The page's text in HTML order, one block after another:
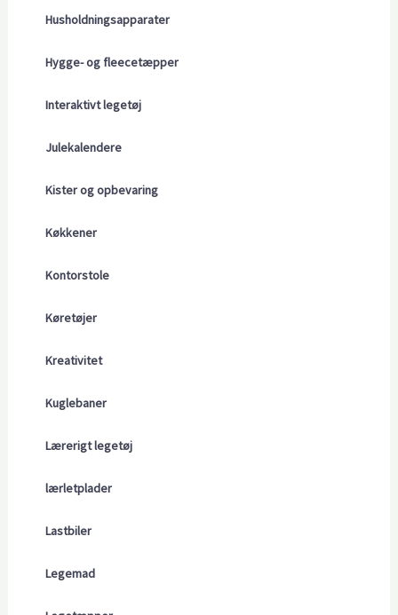
Husholdningsapparater
Hygge- og fleecetæpper
Interaktivt legetøj
Julekalendere
Kister og opbevaring
Køkkener
Kontorstole
Køretøjer
Kreativitet
Kuglebaner
Lærerigt legetøj
lærletplader
Lastbiler
Legemad